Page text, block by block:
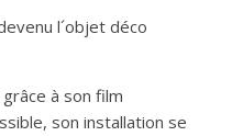
l´objet déco
à son film
son installation se